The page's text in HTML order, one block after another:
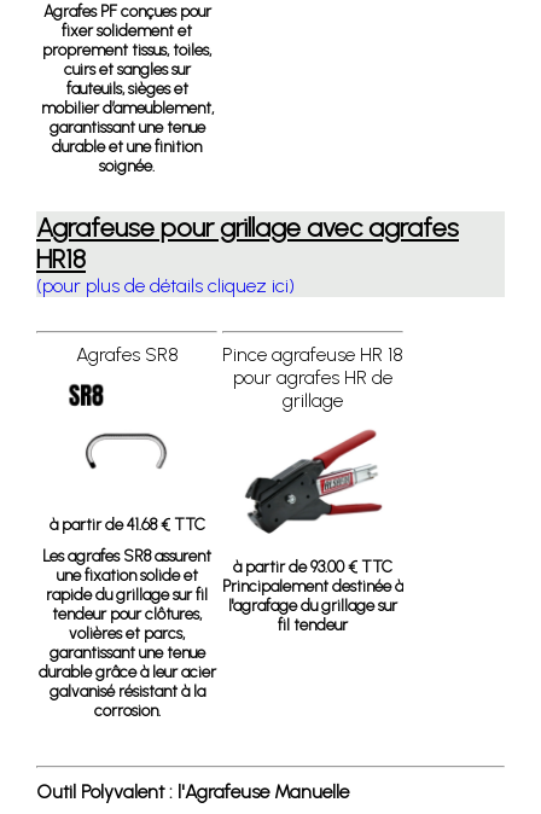
Agrafes PFconçues pour
fixer solidement et
proprement tissus, toiles,
cuirs et sangles sur
fauteuils, sièges et
mobilier d’ameublement,
garantissant une tenue
durable et une finition
soignée.
Agrafeuse pour grillage avec agrafes
HR18
(pour plus de détails cliquez ici)
Agrafes SR8
à partir de 41.68 € TTC
Les agrafes SR8 assurent
une fixation solide et
rapide du grillage sur fil
tendeur pour clôtures,
volières et parcs,
garantissant une tenue
durable grâce à leur acier
galvanisé résistant à la
corrosion.
Pince agrafeuse HR 18
pour agrafes HR de
grillage
à partir de 93.00 € TTC
Principalement destinée à
l'agrafage du grillage sur
fil tendeur
Outil Polyvalent : l'Agrafeuse Manuelle